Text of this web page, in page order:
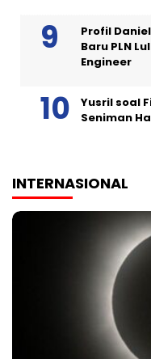
Profil
Baru PLN
Engineer
Yusril soal
Seniman
INTERNASIONAL